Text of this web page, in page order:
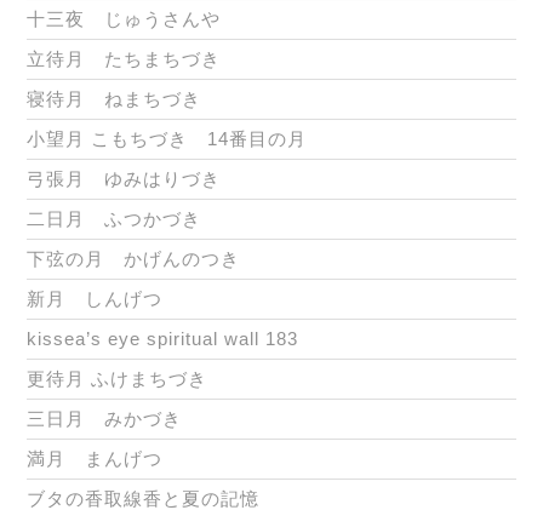
十三夜 じゅうさんや
立待月 たちまちづき
寝待月 ねまちづき
小望月 こもちづき 14番目の月
弓張月 ゆみはりづき
二日月 ふつかづき
下弦の月 かげんのつき
新月 しんげつ
kissea’s eye spiritual wall 183
更待月 ふけまちづき
三日月 みかづき
満月 まんげつ
ブタの香取線香と夏の記憶